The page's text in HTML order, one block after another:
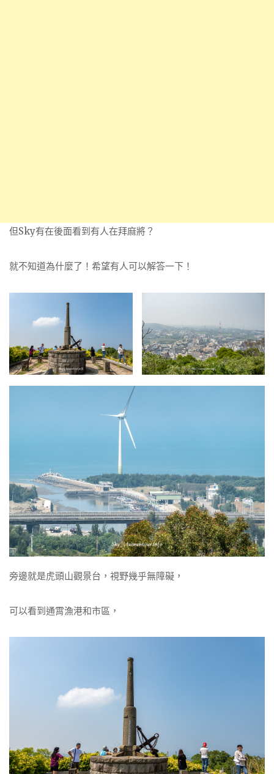
但Sky有在後面看到有人在拜麻將？
就不知道為什麼了！希望有人可以解答一下！
旁邊就是虎頭山觀景台，視野幾乎無障礙，
可以看到通霄漁港和市區，